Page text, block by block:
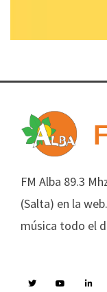
FM Alba 89.3
(Salta) en la
música todo el